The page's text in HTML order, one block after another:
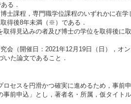
る．
士課程，専門職学位課程のいずれかに在学
得後8年未満（※）である．
取得見込みの者及び博士の学位を取得後
会（開催日：2021年12月19日（日），
いた論文であること．
ロセスを円滑かつ確実に進めるため，事
事前申込」とし，著者名・所属，仮タイ